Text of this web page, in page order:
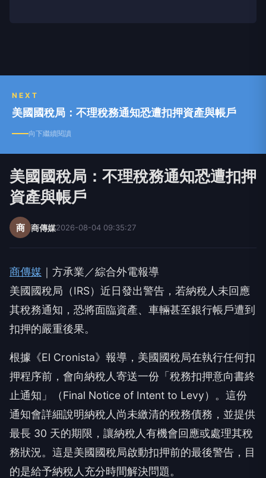
NEXT
美國國稅局：不理稅務通知恐遭扣押資產與帳戶
向下繼續閱讀
美國國稅局：不理稅務通知恐遭扣押
資產與帳戶
商 商傳媒2026-08-04 09:35:27
商傳媒 ｜方承業／綜合外電報導
美國國稅局（IRS）近日發出警告，若納稅人未回應
其稅務通知，恐將面臨資產、車輛甚至銀行帳戶遭到
扣押的嚴重後果。
根據《El Cronista》報導，美國國稅局在執行任何扣
押程序前，會向納稅人寄送一份「稅務扣押意向書終
止通知」（Final Notice of Intent to Levy）。這份
通知會詳細說明納稅人尚未繳清的稅務債務，並提供
最長 30 天的期限，讓納稅人有機會回應或處理其稅
務狀況。這是美國國稅局啟動扣押前的最後警告，目
的是給予納稅人充分時間解決問題。